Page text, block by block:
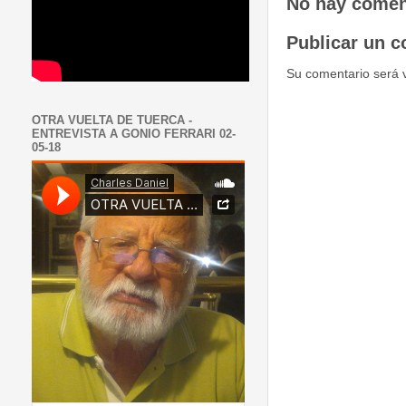
Publicar un
Su comentario será
OTRA VUELTA DE TUERCA -
ENTREVISTA A GONIO FERRARI 02-
05-18